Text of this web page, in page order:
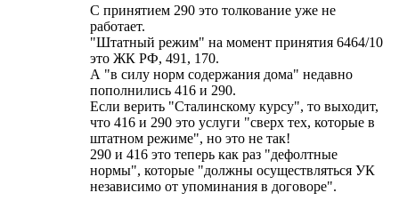
С принятием 290 это толкование уже не
работает.
"Штатный режим" на момент принятия 6464/10
это ЖК РФ, 491, 170.
А "в силу норм содержания дома" недавно
пополнились 416 и 290.
Если верить "Сталинскому курсу", то выходит,
что 416 и 290 это услуги "сверх тех, которые в
штатном режиме", но это не так!
290 и 416 это теперь как раз "дефолтные
нормы", которые "должны осуществляться УК
независимо от упоминания в договоре".